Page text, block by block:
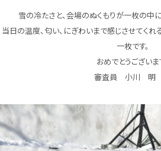
雪の冷たさと、会場のぬくもりが一枚の中
当日の温度、匂い、にぎわいまで感じさせてく
一枚です。
おめでとうございま
審査員 小川 明